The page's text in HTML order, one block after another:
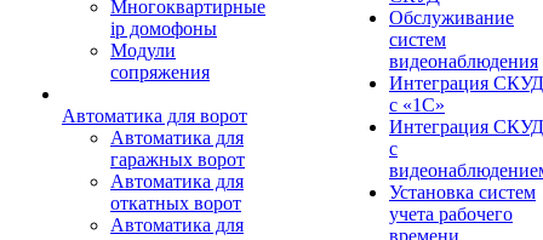
Многоквартирные
ip домофоны
Модули
сопряжения
Автоматика для ворот
Автоматика для
гаражных ворот
Автоматика для
откатных ворот
Автоматика для
Обслуживание
систем
видеонаблюдения
Интеграция СКУД
с «1С»
Интеграция СКУД
с
Установка систем
учета рабочего
времени